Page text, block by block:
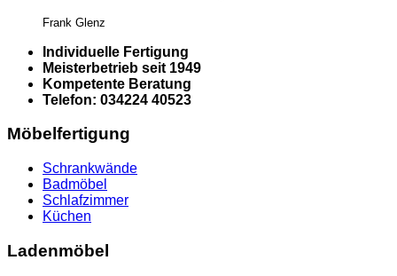
Frank Glenz
Individuelle Fertigung
Meisterbetrieb seit 1949
Kompetente Beratung
Telefon: 034224 40523
Möbelfertigung
Schrankwände
Badmöbel
Schlafzimmer
Küchen
Ladenmöbel